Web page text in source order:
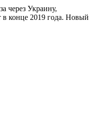
через Украину,
в конце 2019 года. Новый